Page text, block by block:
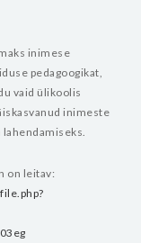
inimese
pedagoogikat,
vaid ülikoolis
inimeste
on leitav: